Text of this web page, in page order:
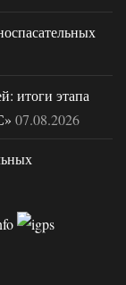
итоги этапа
07.08.2026